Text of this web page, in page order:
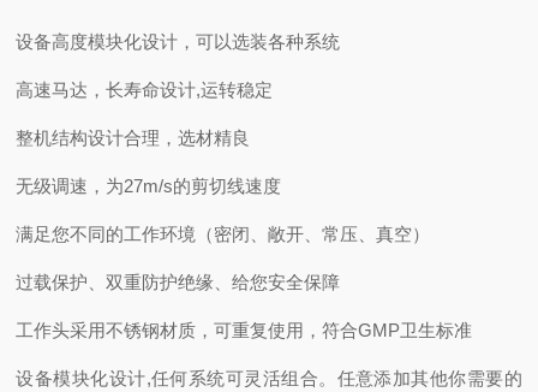
设备高度模块化设计，可以选装各种系统
高速马达，长寿命设计,运转稳定
整机结构设计合理，选材精良
无级调速，为27m/s的剪切线速度
满足您不同的工作环境（密闭、敞开、常压、真空）
过载保护、双重防护绝缘、给您安全保障
工作头采用不锈钢材质，可重复使用，符合GMP卫生标准
设备模块化设计,任何系统可灵活组合。任意添加其他你需要的